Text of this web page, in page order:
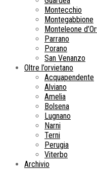
Montecchio
Montegabbione
Monteleone
Parrano
Porano
San Venanzo
Oltre l’orvietano
Acquapendente
Alviano
Amelia
Bolsena
Lugnano
Narni
Terni
Perugia
Viterbo
Archivio